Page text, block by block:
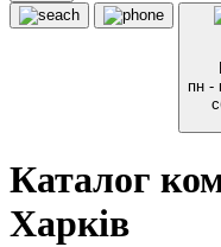
пн -
Каталог
Харків